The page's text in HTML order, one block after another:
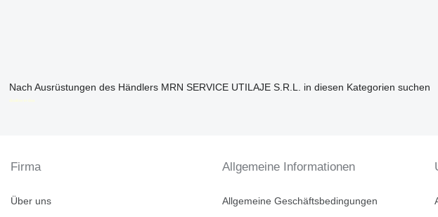
Nach Ausrüstungen des Händlers MRN SERVICE UTILAJE S.R.L. in diesen Kategorien suchen
disallow-in-dsa
Firma
Über uns
Allgemeine Informationen
Allgemeine Geschäftsbedingungen